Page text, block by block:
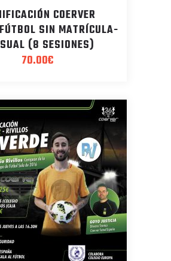
COERVER
SIN MATRÍCULA-
(8 SESIONES)
70.00€